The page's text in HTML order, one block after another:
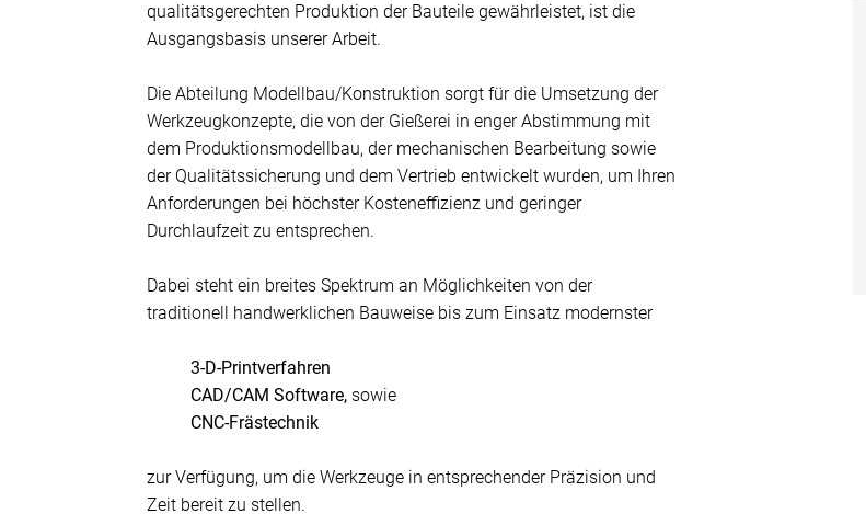
qualitätsgerechten Produktion der Bauteile gewährleistet, ist die
Ausgangsbasis unserer Arbeit.
Die Abteilung Modellbau/Konstruktion sorgt für die Umsetzung der
Werkzeugkonzepte, die von der Gießerei in enger Abstimmung mit
dem Produktionsmodellbau, der mechanischen Bearbeitung sowie
der Qualitätssicherung und dem Vertrieb entwickelt wurden, um Ihren
Anforderungen bei höchster Kosteneffizienz und geringer
Durchlaufzeit zu entsprechen.
Dabei steht ein breites Spektrum an Möglichkeiten von der
traditionell handwerklichen Bauweise bis zum Einsatz modernster
3-D-Printverfahren
CAD/CAM Software, sowie
CNC-Frästechnik
zur Verfügung, um die Werkzeuge in entsprechender Präzision und
Zeit bereit zu stellen.